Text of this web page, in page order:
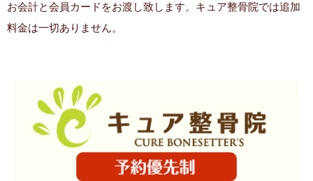
お会計と会員カードをお渡し致します。キュア整骨院では追加
料金は一切ありません。